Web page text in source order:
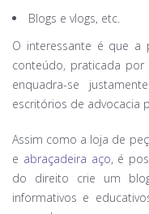
Blogs e vlogs, etc.
O interessante é que a
conteúdo, praticada
enquadra-se
escritórios de advocacia
Assim como a loja de
e abraçadeira aço, é
do direito crie um
informativos e